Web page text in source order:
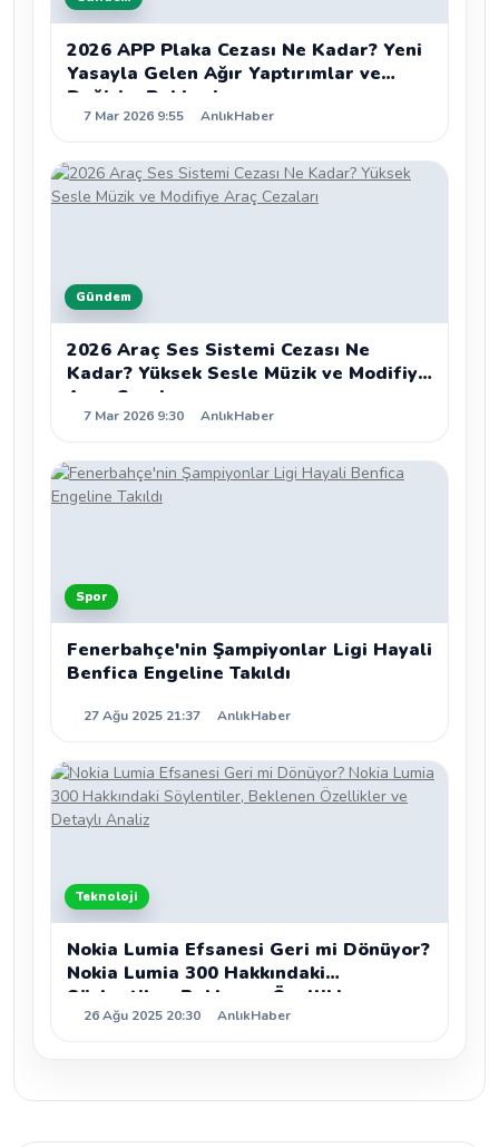
2026 APP Plaka Cezası Ne Kadar? Yeni
Yasayla Gelen Ağır Yaptırımlar ve
Değişim Rehberi
7 Mar 2026 9:55 AnlıkHaber
Gündem
2026 Araç Ses Sistemi Cezası Ne
Kadar? Yüksek Sesle Müzik ve Modifiye
Araç Cezaları
7 Mar 2026 9:30 AnlıkHaber
Spor
Fenerbahçe'nin Şampiyonlar Ligi Hayali
Benfica Engeline Takıldı
27 Ağu 2025 21:37 AnlıkHaber
Teknoloji
Nokia Lumia Efsanesi Geri mi Dönüyor?
Nokia Lumia 300 Hakkındaki
Söylentiler, Beklenen Özellikler ve
Detaylı Analiz
26 Ağu 2025 20:30 AnlıkHaber